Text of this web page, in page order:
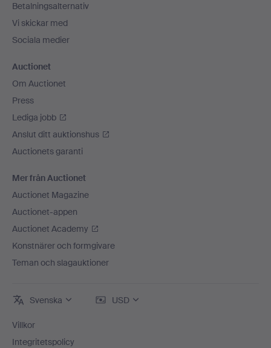
Betalningsalternativ
Vi skickar med
Sociala medier
Auctionet
Om Auctionet
Press
Lediga jobb
Anslut ditt auktionshus
Auctionets garanti
Mer från Auctionet
Auctionet Magazine
Auctionet-appen
Auctionet Academy
Konstnärer och formgivare
Teman och slagauktioner
Svenska USD
Villkor
Integritetspolicy